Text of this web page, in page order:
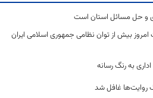
و حل مسائل استان است
بیش از توان نظامی جمهوری اسلامی ایران
به رنگ رسانه
روایت‌ها غافل شد